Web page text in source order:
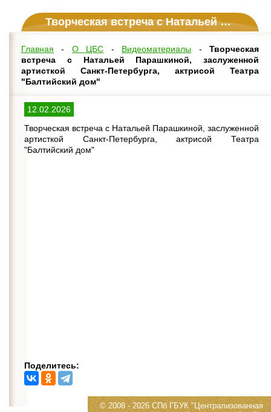
Творческая встреча с Натальей Парашкиной, заслуженной артисткой Санкт-Петербурга, актрисой Театра "Балтийский дом"
Главная - О ЦБС - Видеоматериалы -Творческая
встреча с Натальей Парашкиной, заслуженной
артисткой Санкт-Петербурга, актрисой Театра
"Балтийский дом"
12.02.2026
Творческая встреча с Натальей Парашкиной, заслуженной
артисткой Санкт-Петербурга, актрисой Театра
"Балтийский дом"
Поделитесь:
© 2008 - 2026 СПб ГБУК "Централизованная